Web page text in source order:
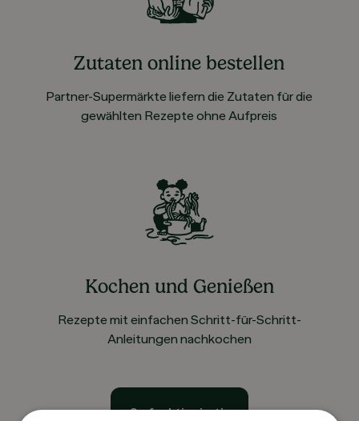
Zutaten online bestellen
Partner-Supermärkte liefern die Zutaten für die
gewählten Rezepte ohne Aufpreis
Kochen und Genießen
Rezepte mit einfachen Schritt-für-Schritt-
Anleitungen nachkochen
So funktioniert’s